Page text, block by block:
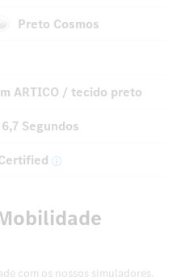
Preto Cosmos
ARTICO / tecido preto
6,7 Segundos
com os nossos simuladores.